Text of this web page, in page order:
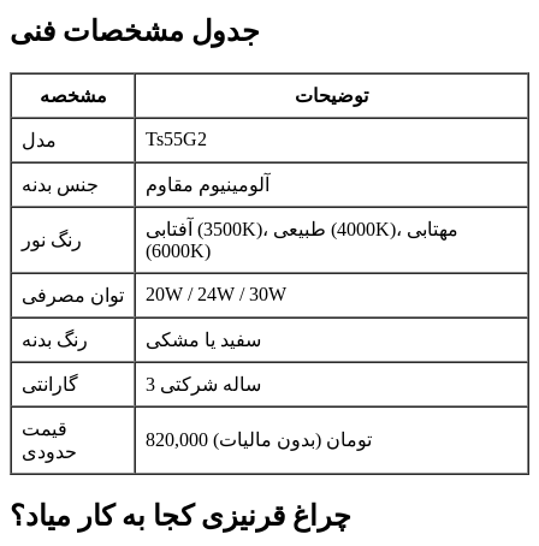
جدول مشخصات فنی
مشخصه توضیحات
مدل Ts55G2
جنس بدنه آلومینیوم مقاوم
رنگ نور
آفتابی (3500K)، طبیعی (4000K)، مهتابی
(6000K)
توان مصرفی 20W / 24W / 30W
رنگ بدنه سفید یا مشکی
گارانتی 3 ساله شرکتی
قیمت
حدودی
820,000 تومان (بدون مالیات)
چراغ قرنیزی کجا به کار میاد؟